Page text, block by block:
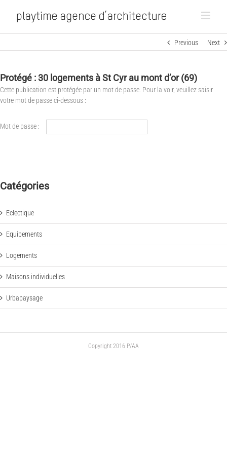
Previous Next
Protégé : 30 logements à St Cyr au mont d’or (69)
Cette publication est protégée par un mot de passe. Pour la voir, veuillez saisir
votre mot de passe ci-dessous :
Mot de passe :
Catégories
Eclectique
Equipements
Logements
Maisons individuelles
Urbapaysage
Copyright 2016 P/AA